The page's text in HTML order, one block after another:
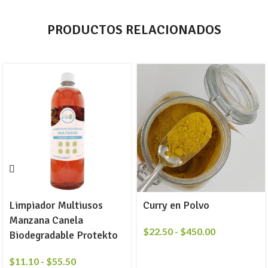
PRODUCTOS RELACIONADOS
Limpiador Multiusos
Manzana Canela
Biodegradable Protekto
$11.10 - $55.50
Curry en Polvo
$22.50 - $450.00